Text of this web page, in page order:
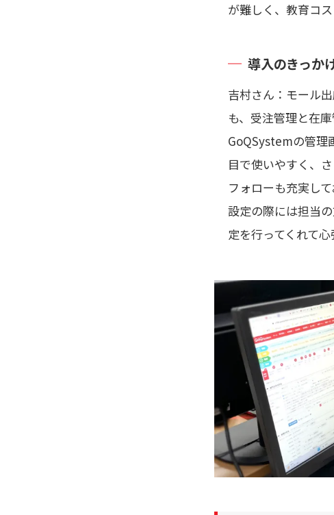
が難しく、教育コ
導入のきっか
吉村さん：モール
も、受注管理と在
GoQSystemの管理
目で使いやすく、
フォローも充実し
設定の際には担当
定を行ってくれて心